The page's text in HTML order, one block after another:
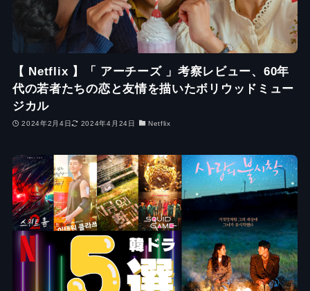
【 Netflix 】「 アーチーズ 」考察レビュー、60年
代の若者たちの恋と友情を描いたボリウッドミュー
ジカル
2024年2月4日 2024年4月24日 Netflix